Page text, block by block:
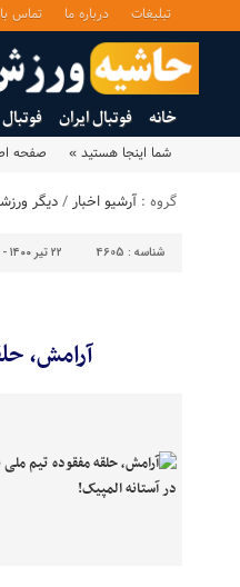
تبلیغات درباره ما تماس
خانه فوتبال ایران
شما اینجا هستید » صفحه
گروه : آرشیو اخبار/دیگر
شناسه : 4605 ۲۲ تیر ۱۴۰۰ - ۱۶:۰۰
آرامش،